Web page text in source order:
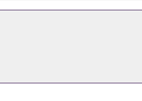
Ez a nemdohányzó apartmanhotel
A szálláshelyen vegytisztítási/
vendégek számára egyéni